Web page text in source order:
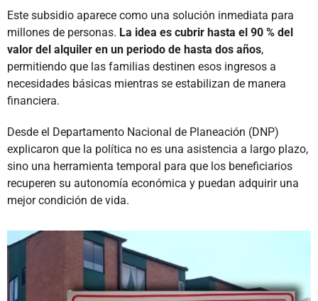
Este subsidio aparece como una solución inmediata para
millones de personas. La idea es cubrir hasta el 90 % del
valor del alquiler en un periodo de hasta dos años,
permitiendo que las familias destinen esos ingresos a
necesidades básicas mientras se estabilizan de manera
financiera.
Desde el Departamento Nacional de Planeación (DNP)
explicaron que la política no es una asistencia a largo plazo,
sino una herramienta temporal para que los beneficiarios
recuperen su autonomía económica y puedan adquirir una
mejor condición de vida.